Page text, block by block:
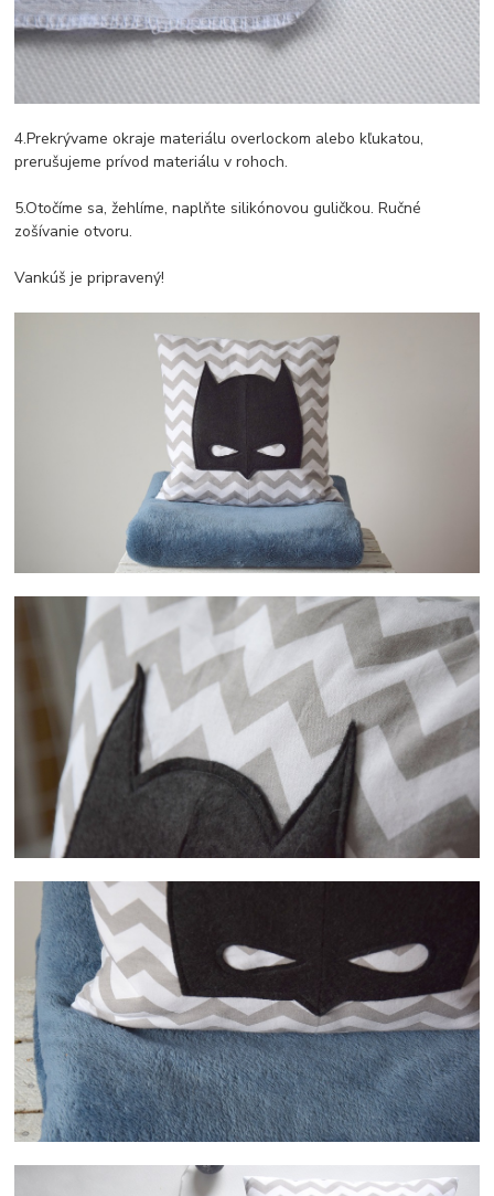
4.Prekrývame okraje materiálu overlockom alebo kľukatou,
prerušujeme prívod materiálu v rohoch.
5.Otočíme sa, žehlíme, naplňte silikónovou guličkou. Ručné
zošívanie otvoru.
Vankúš je pripravený!